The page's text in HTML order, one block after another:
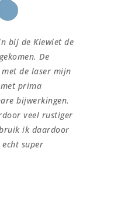
bij de Kiewiet de
De
de laser mijn
prima
bijwerkingen.
veel rustiger
ik daardoor
super